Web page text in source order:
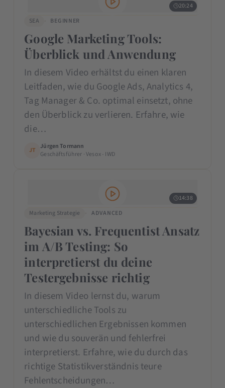
20:24
SEA
BEGINNER
Google Marketing Tools:
Überblick und Anwendung
In diesem Video erhältst du einen klaren
Leitfaden, wie du Google Ads, Analytics 4,
Tag Manager & Co. optimal einsetzt, ohne
den Überblick zu verlieren. Erfahre, wie
die…
JT
Jürgen Tormann
Geschäftsführer · Vesox - IWD
14:38
Marketing Strategie
ADVANCED
Bayesian vs. Frequentist Ansatz
im A/B Testing: So
interpretierst du deine
Testergebnisse richtig
In diesem Video lernst du, warum
unterschiedliche Tools zu
unterschiedlichen Ergebnissen kommen
und wie du souverän und fehlerfrei
interpretierst. Erfahre, wie du durch das
richtige Statistikverständnis teure
Fehlentscheidungen…